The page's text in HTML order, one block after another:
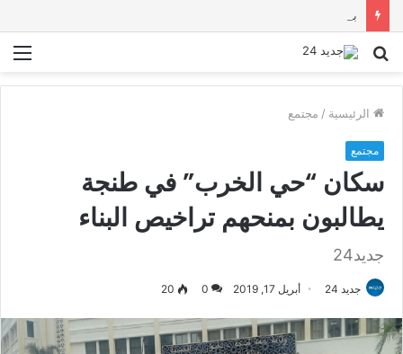
بحث
الرئيسية / مجتمع
مجتمع
سكان “حي الخرب” في طنجة
يطالبون بمنحهم تراخيص البناء
جديد24
جديد 24 أبريل 17, 2019 0
20